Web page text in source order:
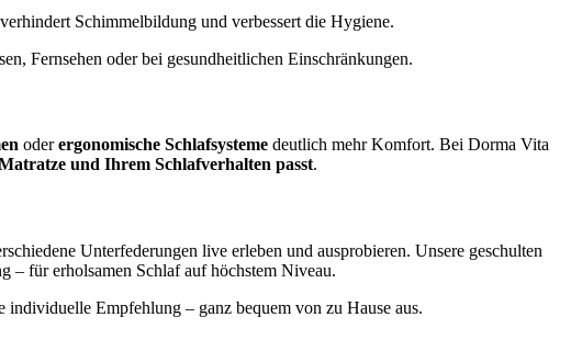
Schimmelbildung und verbessert die Hygiene.
Fernsehen oder bei gesundheitlichen Einschränkungen.
oderergonomische Schlafsysteme deutlich mehr Komfort. Bei Dorma Vita
und Ihrem Schlafverhalten passt.
Unterfederungen live erleben und ausprobieren. Unsere geschulten
– für erholsamen Schlaf auf höchstem Niveau.
Empfehlung – ganz bequem von zu Hause aus.